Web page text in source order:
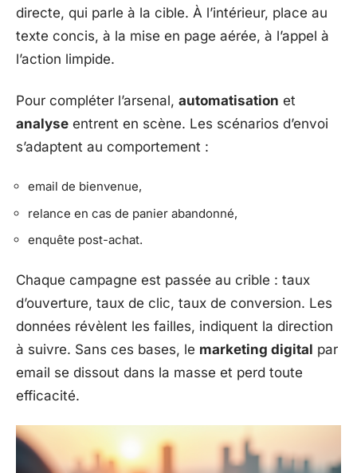
directe, qui parle à la cible. À l’intérieur, place au
texte concis, à la mise en page aérée, à l’appel à
l’action limpide.
Pour compléter l’arsenal, automatisation et
analyse entrent en scène. Les scénarios d’envoi
s’adaptent au comportement :
email de bienvenue,
relance en cas de panier abandonné,
enquête post-achat.
Chaque campagne est passée au crible : taux
d’ouverture, taux de clic, taux de conversion. Les
données révèlent les failles, indiquent la direction
à suivre. Sans ces bases, le marketing digital par
email se dissout dans la masse et perd toute
efficacité.